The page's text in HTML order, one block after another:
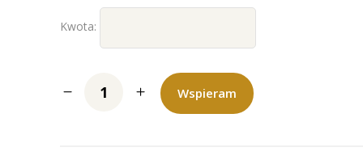
Kwota:
Wspieram